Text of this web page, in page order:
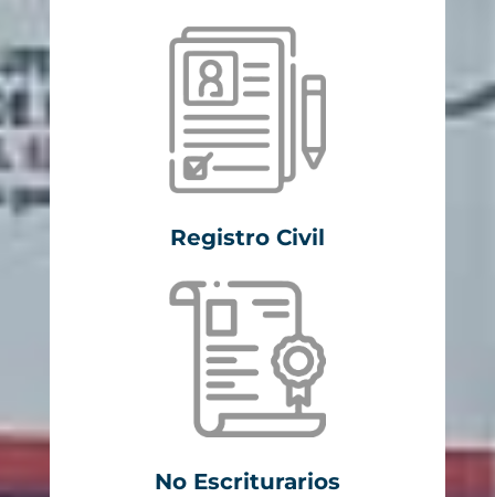
Registro Civil
No Escriturarios